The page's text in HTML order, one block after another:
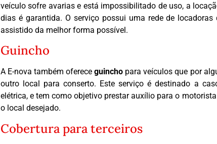
veículo sofre avarias e está impossibilitado de uso, a
dias é garantida. O serviço possui uma rede de
assistido da melhor forma possível.
Guincho
A E-nova também ofereceguincho para veículos que por
outro local para conserto. Este serviço é destinado a
elétrica, e tem como objetivo prestar auxílio para o
o local desejado.
Cobertura para terceiros